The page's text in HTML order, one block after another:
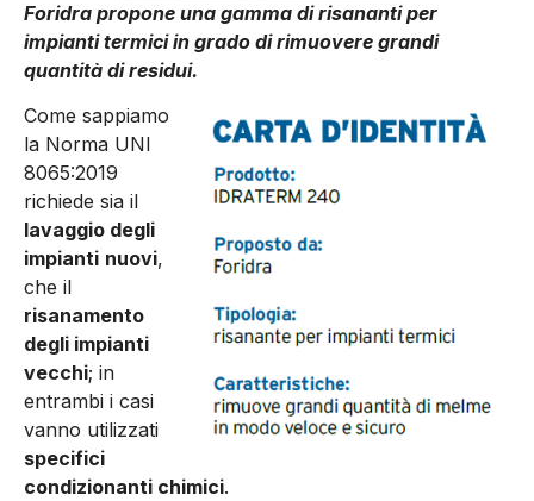
Foridra propone una gamma di risananti per
impianti termici in grado di rimuovere grandi
quantità di residui.
Come sappiamo
la Norma UNI
8065:2019
richiede sia il
lavaggio degli
im­pianti nuovi,
che il
risanamento
degli impianti
vecchi; in
entram­bi i casi
vanno utilizzati
specifi­ci
condizionanti chimici.